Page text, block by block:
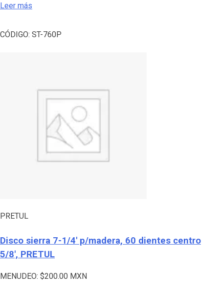
Leer más
CÓDIGO: ST-760P
PRETUL
Disco sierra 7-1/4′ p/madera, 60 dientes centro
5/8′, PRETUL
MENUDEO: $200.00 MXN